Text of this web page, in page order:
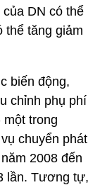
DN có thể
thể tăng giảm
biến động,
chỉnh phụ phí
một trong
chuyển phát
2008 đến
lần. Tương tự,